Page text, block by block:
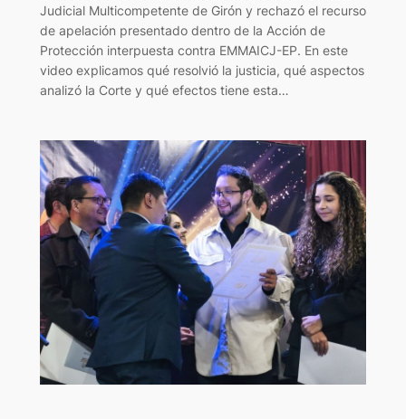
Judicial Multicompetente de Girón y rechazó el recurso
de apelación presentado dentro de la Acción de
Protección interpuesta contra EMMAICJ-EP. En este
video explicamos qué resolvió la justicia, qué aspectos
analizó la Corte y qué efectos tiene esta…